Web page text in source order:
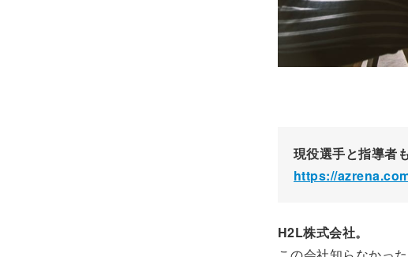
現役選手と指導者
https://
H2L株式会社。